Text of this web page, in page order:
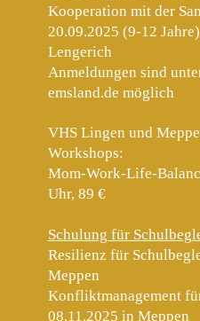
Kooperation mit der
20.09.2025 (9-12
Lengerich
Anmeldungen sind
emsland.de möglich
VHS Lingen und
Workshops:
Mom-Work-Life-
Uhr, 89 €
Schulung für
Resilienz für
Meppen
Konfliktmanagement
08.11.2025 in Meppen